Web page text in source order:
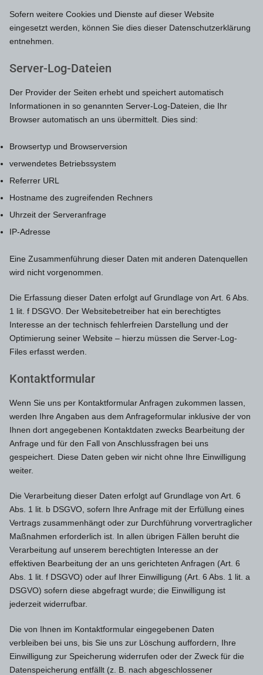
Sofern weitere Cookies und Dienste auf dieser Website
eingesetzt werden, können Sie dies dieser Datenschutzerklärung
entnehmen.
Server-Log-Dateien
Der Provider der Seiten erhebt und speichert automatisch
Informationen in so genannten Server-Log-Dateien, die Ihr
Browser automatisch an uns übermittelt. Dies sind:
Browsertyp und Browserversion
verwendetes Betriebssystem
Referrer URL
Hostname des zugreifenden Rechners
Uhrzeit der Serveranfrage
IP-Adresse
Eine Zusammenführung dieser Daten mit anderen Datenquellen
wird nicht vorgenommen.
Die Erfassung dieser Daten erfolgt auf Grundlage von Art. 6 Abs.
1 lit. f DSGVO. Der Websitebetreiber hat ein berechtigtes
Interesse an der technisch fehlerfreien Darstellung und der
Optimierung seiner Website – hierzu müssen die Server-Log-
Files erfasst werden.
Kontaktformular
Wenn Sie uns per Kontaktformular Anfragen zukommen lassen,
werden Ihre Angaben aus dem Anfrageformular inklusive der von
Ihnen dort angegebenen Kontaktdaten zwecks Bearbeitung der
Anfrage und für den Fall von Anschlussfragen bei uns
gespeichert. Diese Daten geben wir nicht ohne Ihre Einwilligung
weiter.
Die Verarbeitung dieser Daten erfolgt auf Grundlage von Art. 6
Abs. 1 lit. b DSGVO, sofern Ihre Anfrage mit der Erfüllung eines
Vertrags zusammenhängt oder zur Durchführung vorvertraglicher
Maßnahmen erforderlich ist. In allen übrigen Fällen beruht die
Verarbeitung auf unserem berechtigten Interesse an der
effektiven Bearbeitung der an uns gerichteten Anfragen (Art. 6
Abs. 1 lit. f DSGVO) oder auf Ihrer Einwilligung (Art. 6 Abs. 1 lit. a
DSGVO) sofern diese abgefragt wurde; die Einwilligung ist
jederzeit widerrufbar.
Die von Ihnen im Kontaktformular eingegebenen Daten
verbleiben bei uns, bis Sie uns zur Löschung auffordern, Ihre
Einwilligung zur Speicherung widerrufen oder der Zweck für die
Datenspeicherung entfällt (z. B. nach abgeschlossener